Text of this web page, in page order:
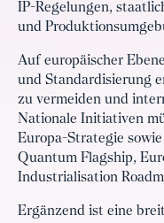
IP-Regelungen,
und
Auf europäischer
und Standardisierung
zu vermeiden und
Nationale Initiativen
Europa-Strategie
Quantum Flagship,
Industrialisation
Ergänzend ist eine